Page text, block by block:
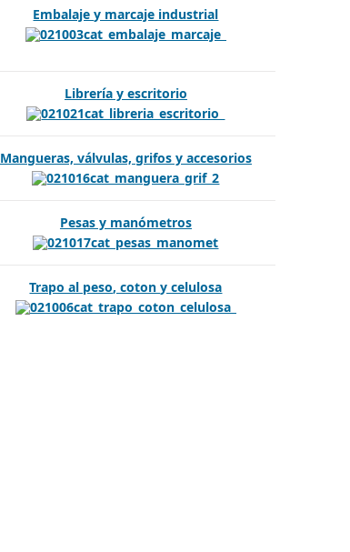
Embalaje y marcaje industrial
Librería y escritorio
Mangueras, válvulas, grifos y accesorios
Pesas y manómetros
Trapo al peso, coton y celulosa